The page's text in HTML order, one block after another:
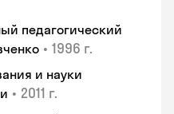
педагогический
• 1996 г.
и науки
• 2011 г.